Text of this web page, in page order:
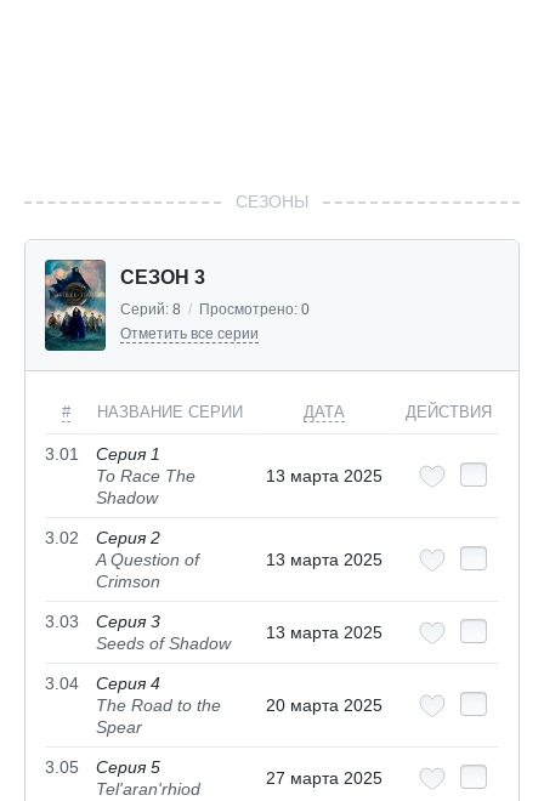
СЕЗОНЫ
СЕЗОН 3
Серий: 8 / Просмотрено: 0
Отметить все серии
# НАЗВАНИЕ СЕРИИ ДАТА ДЕЙСТВИЯ
3.01
Серия 1
To Race The
Shadow
13 марта 2025
3.02
Серия 2
A Question of
Crimson
13 марта 2025
3.03
Серия 3
Seeds of Shadow
13 марта 2025
3.04
Серия 4
The Road to the
Spear
20 марта 2025
3.05
Серия 5
Tel'aran'rhiod
27 марта 2025